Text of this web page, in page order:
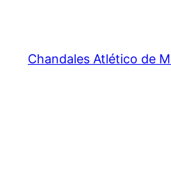
contenido
Chandales Atlético de